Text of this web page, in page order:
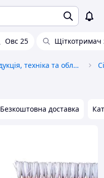
Овс 25
Сільгосппродукція, техніка та обладнання
Безкоштовна доставка